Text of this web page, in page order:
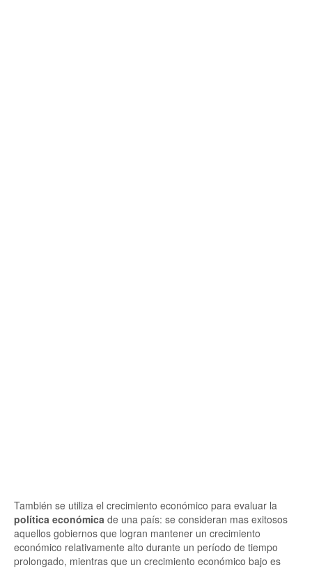
También se utiliza el crecimiento económico para evaluar la
política económica de una país: se consideran mas exitosos
aquellos gobiernos que logran mantener un crecimiento
económico relativamente alto durante un período de tiempo
prolongado, mientras que un crecimiento económico bajo es